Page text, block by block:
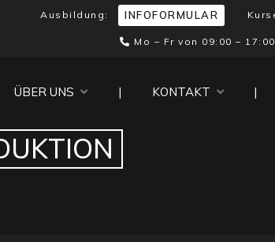
Ausbildung: INFOFORMULAR
Mo – Fr von 09:00 –
ÜBER UNS | KONTAKT |